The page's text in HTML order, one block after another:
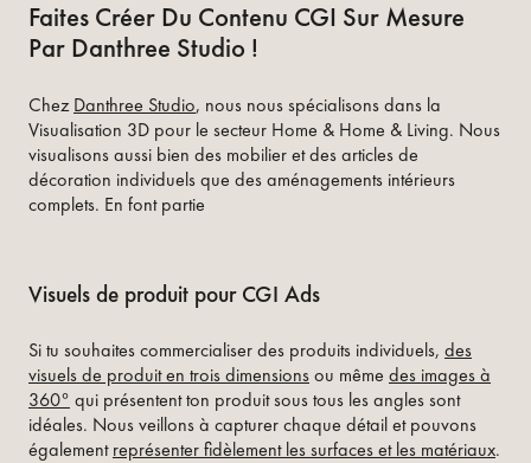
Faites Créer Du Contenu CGI Sur Mesure
Par Danthree Studio !
ChezDanthree Studio, nous nous spécialisons dans la
Visualisation 3D pour le secteur Home & Home & Living. Nous
visualisons aussi bien des mobilier et des articles de
décoration individuels que des aménagements intérieurs
complets. En font partie
Visuels de produit pour CGI Ads
Si tu souhaites commercialiser des produits individuels, des
visuels de produit en trois dimensionsou même des images à
360° qui présentent ton produit sous tous les angles sont
idéales. Nous veillons à capturer chaque détail et pouvons
égalementreprésenter fidèlement les surfaces et les matériaux.